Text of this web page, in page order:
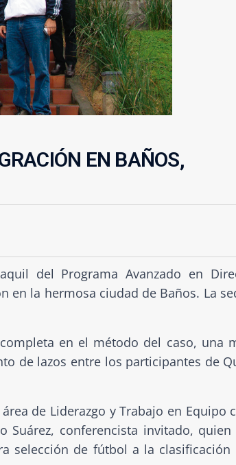
EN BAÑOS,
del Programa Avanzado en
en la hermosa ciudad de Baños. La
en el método del caso, una
de lazos entre los participantes de
de Liderazgo y Trabajo en Equipo
Suárez, conferencista invitado,
selección de fútbol a la clasificación